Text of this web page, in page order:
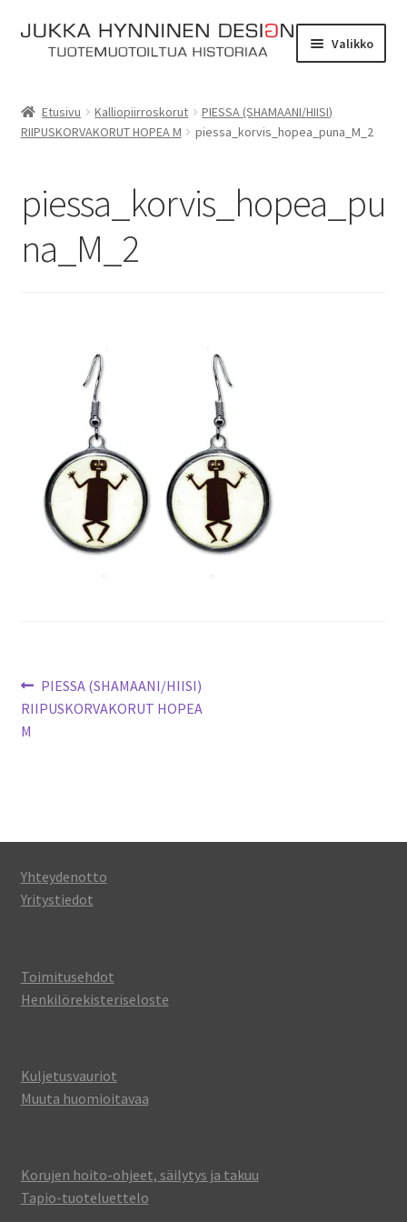
Siirry
navigointiin
Siirry
sisältöön
Valikko
Tarinat
Etusivu Kalliopiirroskorut
PIESSA (SHAMAANI/HIISI)
RIIPUSKORVAKORUT HOPEA M
piessa_korvis_hopea_puna_M_2
piessa_korvis_hopea_pu
na_M_2
Artikkelien
selaus
Edellinen
artikkeli
PIESSA (SHAMAANI/HIISI)
RIIPUSKORVAKORUT HOPEA
M
Yhteydenotto
Yritystiedot
Toimitusehdot
Henkilörekisteriseloste
Kuljetusvauriot
Muuta huomioitavaa
Korujen hoito-ohjeet, säilytys ja takuu
Tapio-tuoteluettelo